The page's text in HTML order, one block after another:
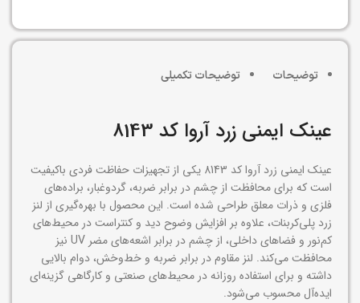
توضیحات توضیحات تکمیلی
عینک ایمنی زرد آروا کد 8143
عینک ایمنی زرد آروا کد 8143 یکی از تجهیزات حفاظت فردی باکیفیت
است که برای محافظت از چشم در برابر ضربه، گردوغبار، براده‌های
فلزی و ذرات معلق طراحی شده است. این محصول با بهره‌گیری از لنز
زرد پلی‌کربنات، علاوه بر افزایش وضوح دید و کنتراست در محیط‌های
کم‌نور و فضاهای داخلی، از چشم در برابر اشعه‌های مضر UV نیز
محافظت می‌کند. لنز مقاوم در برابر ضربه و خط‌وخش، دوام بالایی
داشته و برای استفاده روزانه در محیط‌های صنعتی و کارگاهی گزینه‌ای
ایده‌آل محسوب می‌شود.